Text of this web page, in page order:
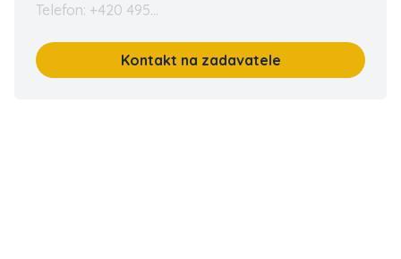
Telefon: +420 495...
Kontakt na zadavatele